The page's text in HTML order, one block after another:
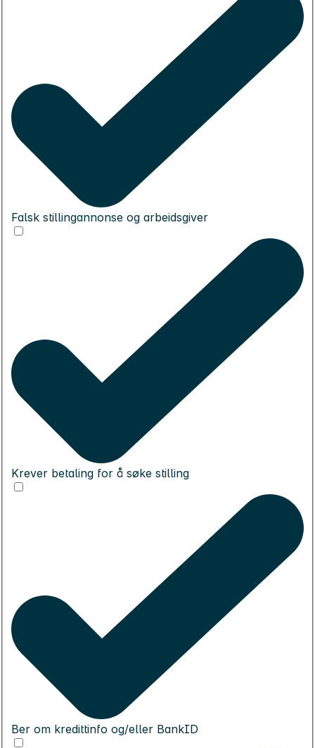
Falsk stillingannonse og arbeidsgiver
Krever betaling for å søke stilling
Ber om kredittinfo og/eller BankID